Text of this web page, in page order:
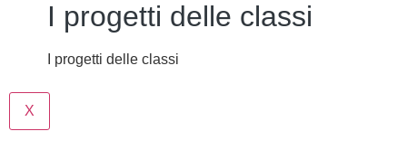
I progetti delle classi
I progetti delle classi
X